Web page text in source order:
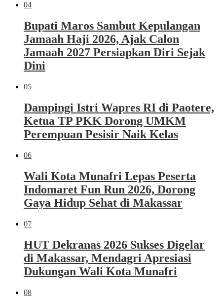
04
Bupati Maros Sambut Kepulangan
Jamaah Haji 2026, Ajak Calon
Jamaah 2027 Persiapkan Diri Sejak
Dini
05
Dampingi Istri Wapres RI di Paotere,
Ketua TP PKK Dorong UMKM
Perempuan Pesisir Naik Kelas
06
Wali Kota Munafri Lepas Peserta
Indomaret Fun Run 2026, Dorong
Gaya Hidup Sehat di Makassar
07
HUT Dekranas 2026 Sukses Digelar
di Makassar, Mendagri Apresiasi
Dukungan Wali Kota Munafri
08